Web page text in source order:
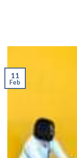
11
Feb